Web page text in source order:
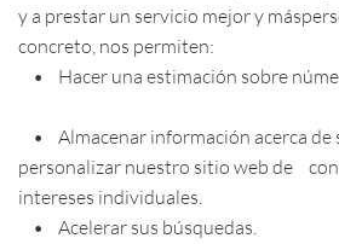
y a prestar un servicio mejor y
concreto, nos permiten:
• Hacer una estimación sobre
• Almacenar información acerca de
personalizar nuestro sitio web de
intereses individuales.
• Acelerar sus búsquedas.